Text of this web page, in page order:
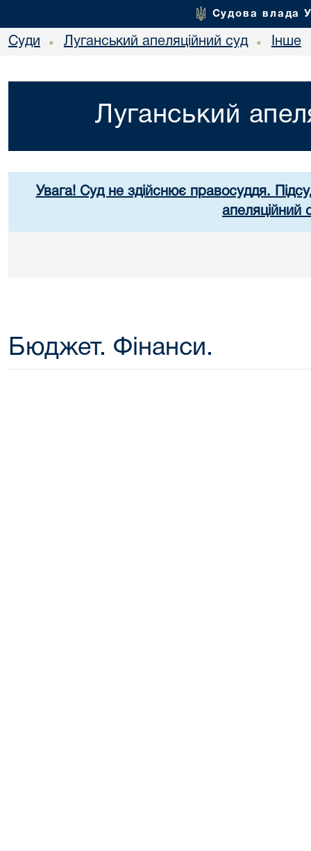
Судова влада
Суди • Луганський апеляційний суд • Інше
Луганський
Увага! Суд не здійснює правосуддя.
апеляційний
Бюджет. Фінанси.